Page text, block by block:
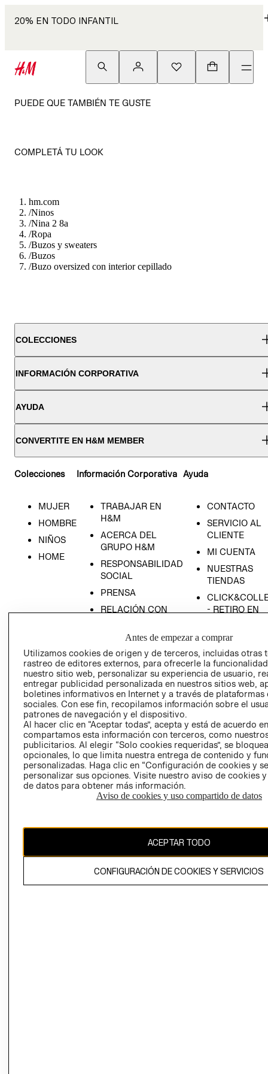
20% EN TODO INFANTIL
PUEDE QUE TAMBIÉN TE GUSTE
COMPLETÁ TU LOOK
hm.com
/Ninos
/Nina 2 8a
/Ropa
/Buzos y sweaters
/Buzos
/Buzo oversized con interior cepillado
COLECCIONES
INFORMACIÓN CORPORATIVA
AYUDA
CONVERTITE EN H&M MEMBER
Colecciones
MUJER
HOMBRE
NIÑOS
HOME
Información Corporativa
TRABAJAR EN
H&M
ACERCA DEL
GRUPO H&M
RESPONSABILIDAD
SOCIAL
PRENSA
RELACIÓN CON
POLÍTICA
EMPRESARIAL
Ayuda
CONTACTO
SERVICIO AL
CLIENTE
MI CUENTA
NUESTRAS
TIENDAS
- RETIRO EN
TÉRMINOS Y
CONDICIONES
AVISO DE
PRIVACIDAD
GIFT CARD
COOKIES
CAMBIAR REGIÓN
El contenido de esta página web está protegido por copyright y es
Antes de empezar a comprar
Utilizamos cookies de origen y de terceros, incluidas otras
rastreo de editores externos, para ofrecerle la
nuestro sitio web, personalizar su experiencia de usuario,
entregar publicidad personalizada en nuestros sitios web,
boletines informativos en Internet y a través de plataformas
sociales. Con ese fin, recopilamos información sobre el
patrones de navegación y el dispositivo.
Al hacer clic en “Aceptar todas”, acepta y está de acuerdo
compartamos esta información con terceros, como
publicitarios. Al elegir “Solo cookies requeridas”, se
opcionales, lo que limita nuestra entrega de contenido y
personalizadas. Haga clic en “Configuración de cookies y
personalizar sus opciones. Visite nuestro aviso de cookies
de datos para obtener más información.
Aviso de cookies y uso compartido de datos
ACEPTAR TODO
CONFIGURACIÓN DE COOKIES Y SERVICIOS